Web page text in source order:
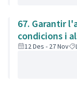
67. Garantir
condicions i
12 Des - 27 Nov